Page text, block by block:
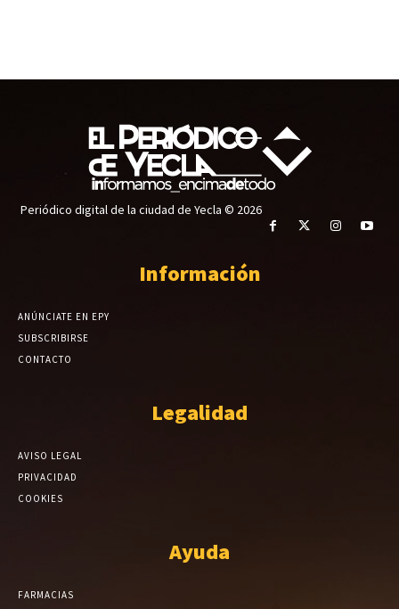
Periódico digital de la ciudad de Yecla © 2026
Información
ANÚNCIATE EN EPY
SUBSCRIBIRSE
CONTACTO
Legalidad
AVISO LEGAL
PRIVACIDAD
COOKIES
Ayuda
FARMACIAS